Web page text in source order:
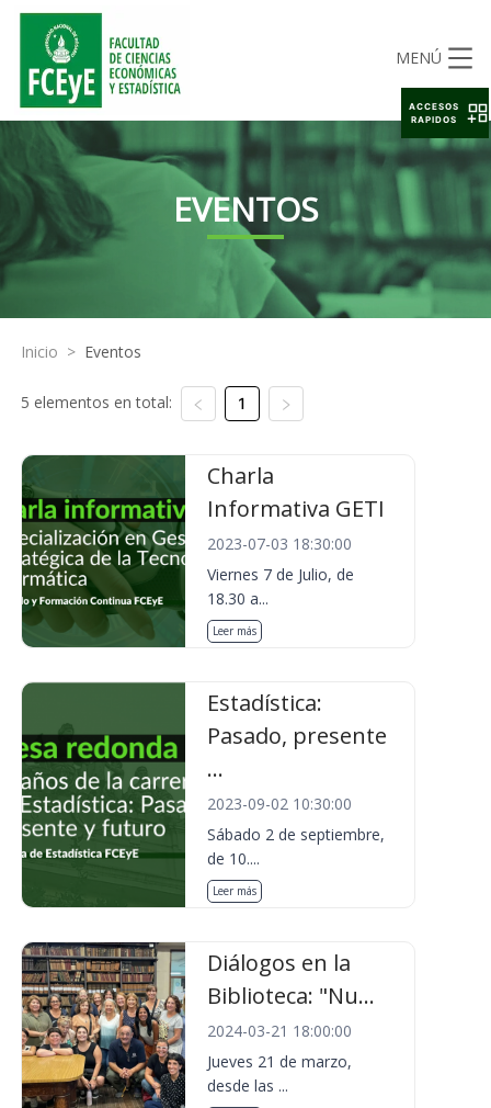
MENÚ
EVENTOS
Inicio > Eventos
5 elementos en total: 1
Charla
Informativa GETI
2023-07-03 18:30:00
Viernes 7 de Julio, de
18.30 a...
Leer más
Estadística:
Pasado, presente
...
2023-09-02 10:30:00
Sábado 2 de septiembre,
de 10....
Leer más
Diálogos en la
Biblioteca: "Nu...
2024-03-21 18:00:00
Jueves 21 de marzo,
desde las ...
ACCESOS
RAPIDOS